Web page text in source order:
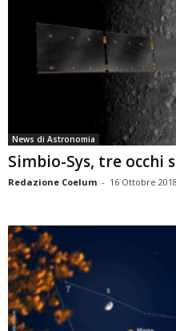
News di Astronomia
Simbio-Sys, tre occhi
Redazione Coelum - 16 Ottobre 2018